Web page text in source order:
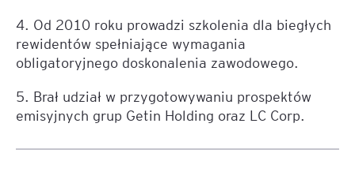
4. Od 2010 roku prowadzi szkolenia dla biegłych
rewidentów spełniające wymagania
obligatoryjnego doskonalenia zawodowego.
5. Brał udział w przygotowywaniu prospektów
emisyjnych grup Getin Holding oraz LC Corp.